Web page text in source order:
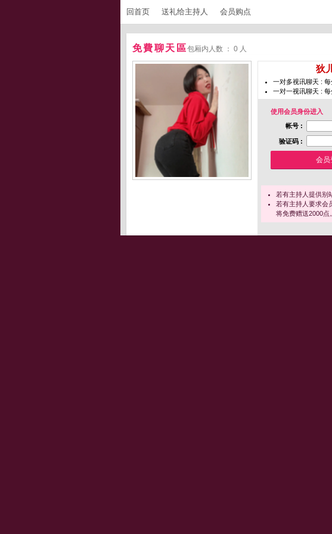
回首页 送礼给主持人 会员购点
免費聊天區包厢内人数 ： 0 人
狄
一对多视讯聊天 : 每
一对一视讯聊天 : 每
使用会员身份进入
帐号 :
验证码 :
若有主持人提供别
若有主持人要求会
将免费赠送2000点。